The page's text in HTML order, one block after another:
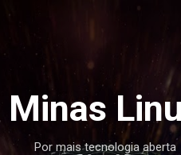
Minas
Por mais tecnologia aberta